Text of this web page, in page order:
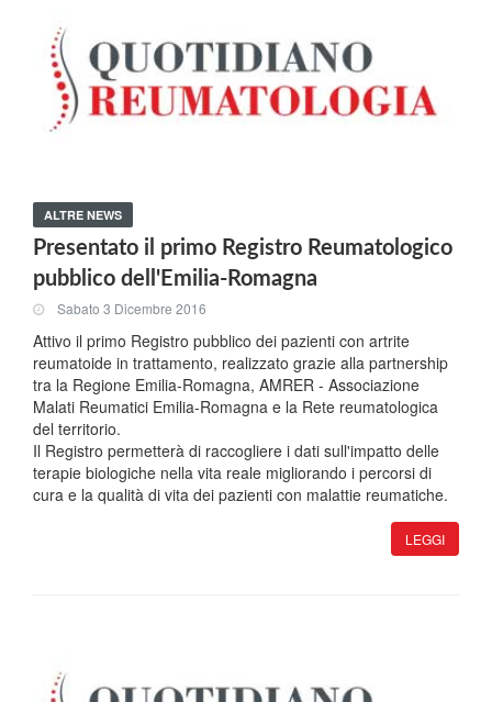
ALTRE NEWS
Presentato il primo Registro Reumatologico
pubblico dell'Emilia-Romagna
Sabato 3 Dicembre 2016
Attivo il primo Registro pubblico dei pazienti con artrite
reumatoide in trattamento, realizzato grazie alla partnership
tra la Regione Emilia-Romagna, AMRER - Associazione
Malati Reumatici Emilia-Romagna e la Rete reumatologica
del territorio.
Il Registro permetterà di raccogliere i dati sull'impatto delle
terapie biologiche nella vita reale migliorando i percorsi di
cura e la qualità di vita dei pazienti con malattie reumatiche.
LEGGI